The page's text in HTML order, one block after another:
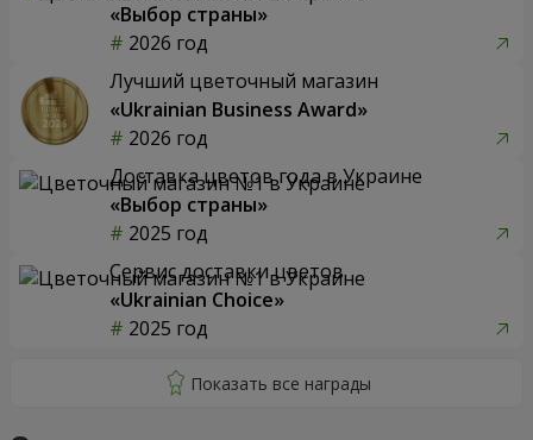
«Выбор страны»
2026 год
Лучший цветочный магазин
«Ukrainian Business Award»
2026 год
Доставка цветов года в Украине
«Выбор страны»
2025 год
Сервис доставки цветов
«Ukrainian Choice»
2025 год